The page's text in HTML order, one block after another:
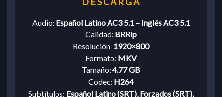
Audio: Español Latino AC3 5.1 – Inglés AC3 5.1
Calidad: BRRip
Resolución: 1920×800
Formato: MKV
Tamaño: 4.77 GB
Codec: H264
Subtítulos: Español Latino (SRT), Forzados (SRT),